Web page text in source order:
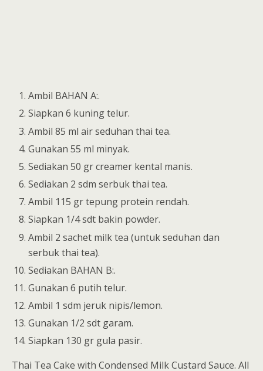
Ambil BAHAN A:.
Siapkan 6 kuning telur.
Ambil 85 ml air seduhan thai tea.
Gunakan 55 ml minyak.
Sediakan 50 gr creamer kental manis.
Sediakan 2 sdm serbuk thai tea.
Ambil 115 gr tepung protein rendah.
Siapkan 1/4 sdt bakin powder.
Ambil 2 sachet milk tea (untuk seduhan dan
serbuk thai tea).
Sediakan BAHAN B:.
Gunakan 6 putih telur.
Ambil 1 sdm jeruk nipis/lemon.
Gunakan 1/2 sdt garam.
Siapkan 130 gr gula pasir.
Thai Tea Cake with Condensed Milk Custard Sauce. All